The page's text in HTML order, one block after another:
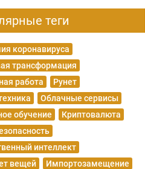
теги
коронавируса
трансформация
работа
Рунет
Облачные сервисы
обучение
Криптовалюта
интеллект
вещей
Импортозамещение